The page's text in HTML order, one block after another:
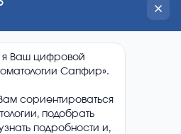
и подготовка
с учетом